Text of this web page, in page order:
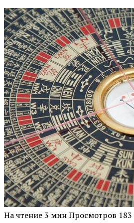
На чтение3 минПросмотров 183